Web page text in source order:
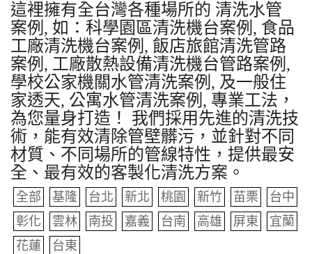
這裡擁有全台灣各種場所的 清洗水管
案例, 如：科學園區清洗機台案例, 食品
工廠清洗機台案例, 飯店旅館清洗管路
案例, 工廠散熱設備清洗機台管路案例,
學校公家機關水管清洗案例, 及一般住
家透天, 公寓水管清洗案例, 專業工法，
為您量身打造！ 我們採用先進的清洗技
術，能有效清除管壁髒污，並針對不同
材質、不同場所的管線特性，提供最安
全、最有效的客製化清洗方案。
全部 基隆 台北 新北 桃園 新竹 苗栗
台中
彰化
雲林 南投 嘉義 台南 高雄 屏東
宜蘭
花蓮
台東